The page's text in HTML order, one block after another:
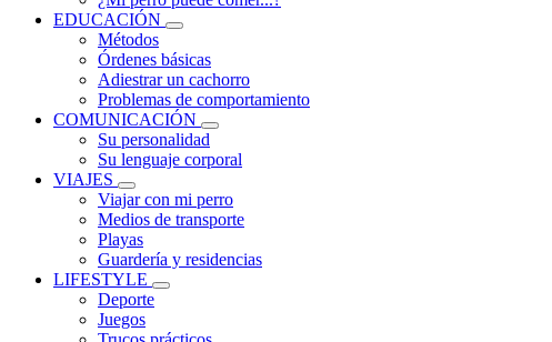
EDUCACIÓN
Métodos
Órdenes básicas
Adiestrar un cachorro
Problemas de comportamiento
COMUNICACIÓN
Su personalidad
Su lenguaje corporal
VIAJES
Viajar con mi perro
Medios de transporte
Playas
Guardería y residencias
LIFESTYLE
Deporte
Juegos